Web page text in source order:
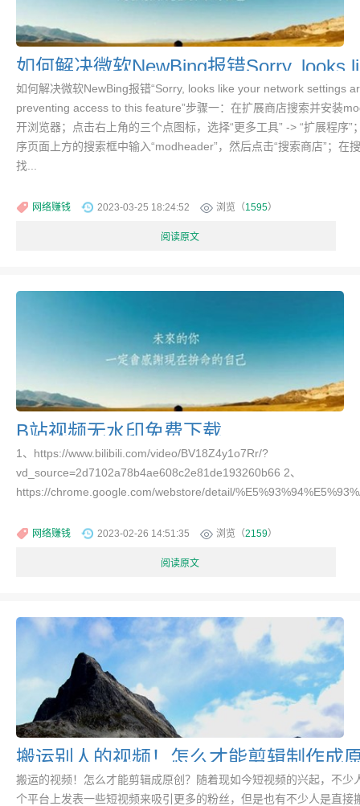
如何解决微软NewBing报错“Sorry, looks like your network settings
preventing access to this feature”步骤一：在扩展商店搜索并安装
开浏览器；点击右上角的三个点图标，选择“更多工具” -> “扩展程序”
序页面上方的搜索框中输入“modheader”，然后点击“搜索商店”；在
找...
网络赚钱 2023-03-25 18:24:52 浏览（1595）
阅读原文
B站视频无水印免费下载
1、https://www.bilibili.com/video/BV18Z4y1o7Rr/?
vd_source=2d7102a78b4ae608c2e81de193260b66 2、
https://chrome.google.com/webstore/detail/
网络赚钱 2023-02-26 14:51:35 浏览（2159）
阅读原文
搬运别人的视频！怎么才能剪辑制作成
搬运的视频！怎么才能剪辑成原创？随着现如今短视频的兴起，不少
个平台上发表一些短视频来吸引更多的粉丝，但是也有不少人是直接